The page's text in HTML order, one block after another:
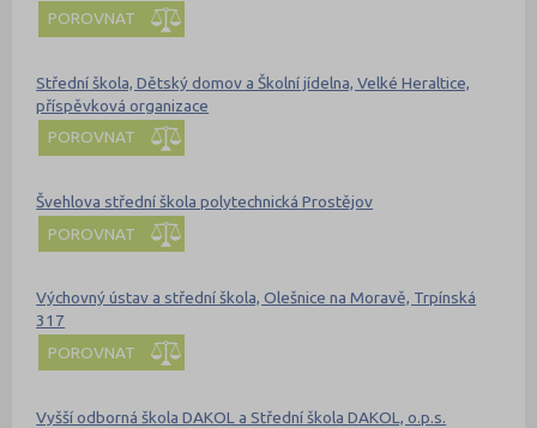
POROVNAT
Střední škola, Dětský domov a Školní jídelna, Velké Heraltice,
příspěvková organizace
POROVNAT
Švehlova střední škola polytechnická Prostějov
POROVNAT
Výchovný ústav a střední škola, Olešnice na Moravě, Trpínská
317
POROVNAT
Vyšší odborná škola DAKOL a Střední škola DAKOL, o.p.s.